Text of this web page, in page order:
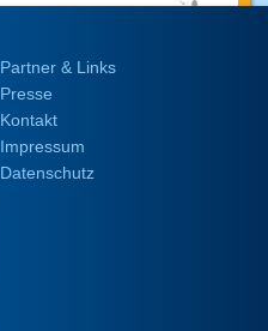
Partner & Links
Presse
Kontakt
Impressum
Datenschutz